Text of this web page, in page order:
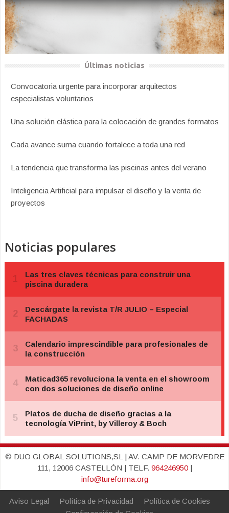
Últimas noticias
Convocatoria urgente para incorporar arquitectos
especialistas voluntarios
Una solución elástica para la colocación de grandes formatos
Cada avance suma cuando fortalece a toda una red
La tendencia que transforma las piscinas antes del verano
Inteligencia Artificial para impulsar el diseño y la venta de
proyectos
Noticias populares
© DUO GLOBAL SOLUTIONS,SL | AV. CAMP DE MORVEDRE
111, 12006 CASTELLÓN | TELF. 964246950|
info@tureforma.org
Aviso Legal Política de Privacidad
Política de Cookies